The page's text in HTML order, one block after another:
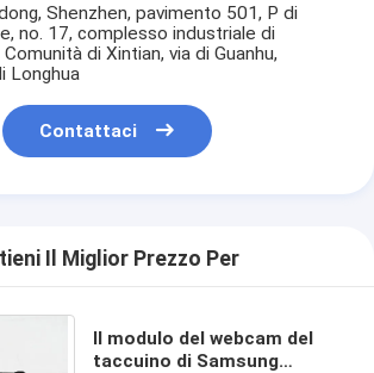
Shenzhen, pavimento 501, P di
no. 17, complesso industriale di
Comunità di Xintian, via di Guanhu,
Longhua
Contattaci
Il Miglior Prezzo Per
Il modulo del webcam del
taccuino di Samsung